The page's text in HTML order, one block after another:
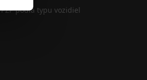
PZP podľa typu vozidiel